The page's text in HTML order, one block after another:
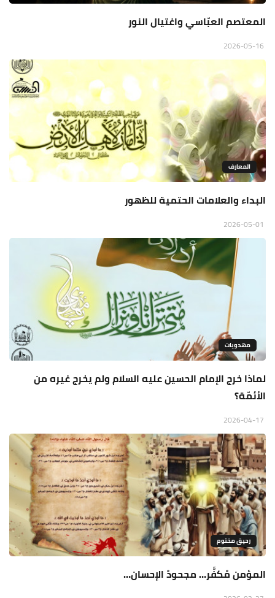
المعتصم العبّاسي واغتيال النور
المعارف
البداء والعلامات الحتمية للظهور
مهدويات
لماذا خرج الإمام الحسين عليه السلام ولم يخرج غيره من
الأئمّة؟
رحيق مختوم
المؤمن مُكفَّر… مجحودُ الإحسان…